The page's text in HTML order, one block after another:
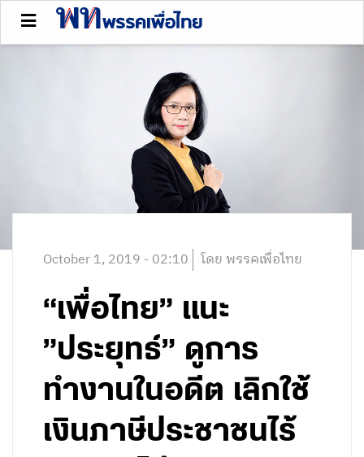
October 1, 2019 - 02:10 โดย พรรคเพื่อไทย
“เพื่อไทย” แนะ
”ประยุทธ์” ดูการ
ทำงานในอดีต เลิกใช้
เงินภาษีประชาชนไร้